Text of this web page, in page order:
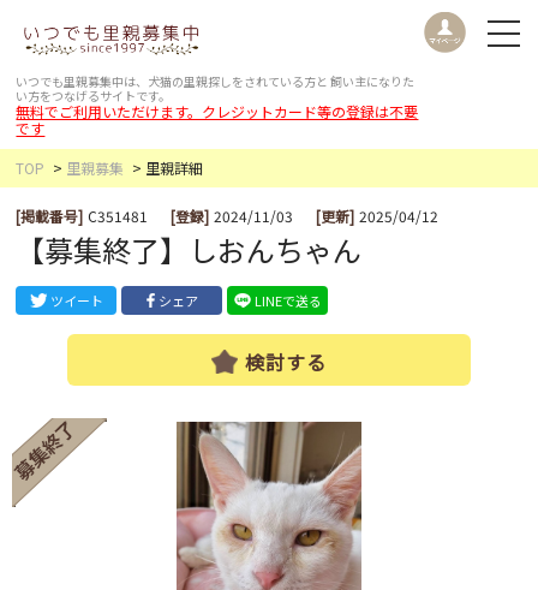
いつでも里親募集中は、犬猫の里親探しをされている方と 飼い主になりた
い方をつなげるサイトです。
無料でご利用いただけます。クレジットカード等の登録は不要
です
TOP
里親募集 里親詳細
[掲載番号] C351481 [登録] 2024/11/03 [更新] 2025/04/12
【募集終了】しおんちゃん
ツイート シェア LINEで送る
検討する